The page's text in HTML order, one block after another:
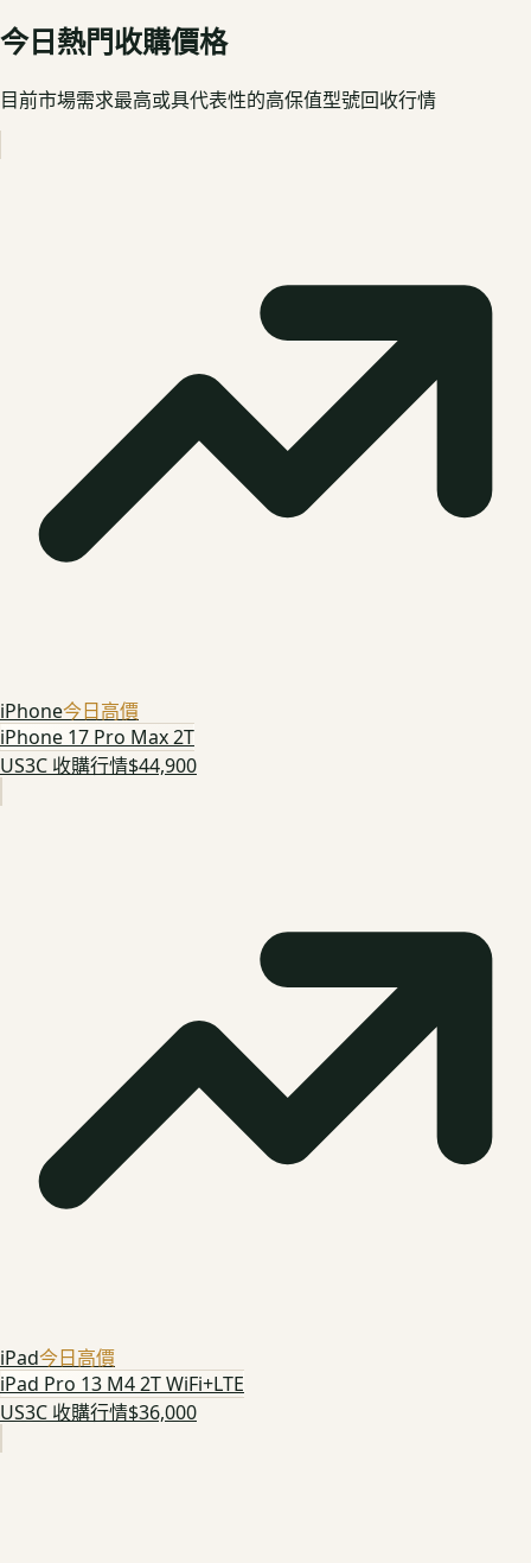
今日熱門收購價格
目前市場需求最高或具代表性的高保值型號回收行情
iPhone今日高價
iPhone 17 Pro Max 2T
US3C 收購行情$44,900
iPad今日高價
iPad Pro 13 M4 2T WiFi+LTE
US3C 收購行情$36,000